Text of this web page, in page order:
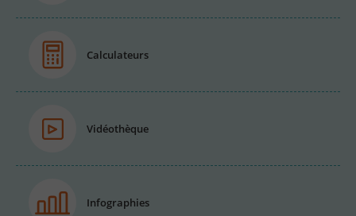
Calculateurs
Vidéothèque
Infographies